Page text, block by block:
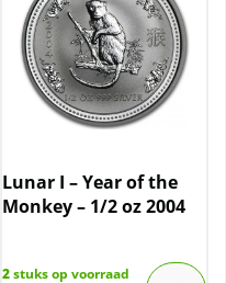
Lunar I – Year of the
Monkey – 1/2 oz 2004
2stuks op voorraad